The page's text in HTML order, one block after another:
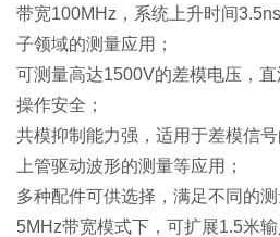
带宽100MHz，系统上升时间
子领域的测量应用；
可测量高达1500V的差模电压，直
操作安全；
共模抑制能力强，适用于差模信
上管驱动波形的测量等应用；
多种配件可供选择，满足不同的测
5MHz带宽模式下，可扩展1.5米输